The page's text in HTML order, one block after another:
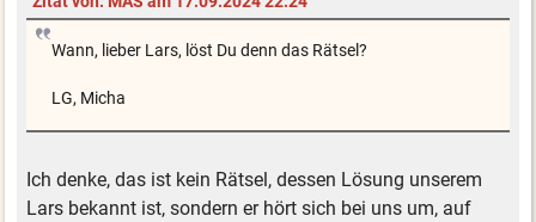
Wann, lieber Lars, löst Du denn das Rätsel?
LG, Micha
Ich denke, das ist kein Rätsel, dessen Lösung unserem
Lars bekannt ist, sondern er hört sich bei uns um, auf